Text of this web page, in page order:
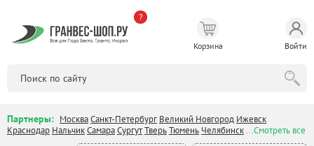
?
Корзина Войти
Партнеры: МоскваСанкт-Петербург Великий Новгород Ижевск
Краснодар НальчикСамараСургутТверьТюмень Челябинск...Смотреть все